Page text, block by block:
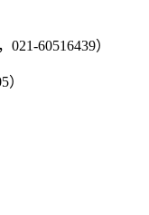
，021-60516439）
）